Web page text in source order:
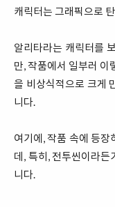
캐릭터는 그래픽으로
알리타라는 캐릭터를
만, 작품에서 일부러 이
을 비상식적으로 크게
니다.
여기에, 작품 속에 등
데, 특히, 전투씬이라
니다.